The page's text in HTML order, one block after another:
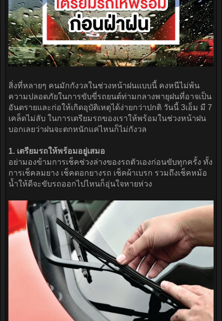
สิ่งที่หลายๆ คนมักกังวลในช่วงหน้าฝนแบบนี้ คงหนีไม่พ้น
ความปลอดภัยในการขับขี่รถยนต์ท่ามกลางพายุฝนที่อาจเป็น
อันตรายและก่อให้เกิดอุบัติเหตุได้ง่ายกว่าปกติ วันนี้ 3เอ็ม มี 7
เคล็ดไม่ลับ ในการเตรียมรถของเราให้พร้อมในช่วงหน้าฝน
บอกเลยว่าฝนจะตกหนักแค่ไหนก็ไม่กังวล
1. เตรียมรถให้พร้อมอยู่เสมอ
อย่ามองข้ามการเช็คช่วงล่างของรถตัวเองก่อนขับทุกครั้ง ทั้ง
การเช็คลมยาง เช็คดอกยางรถ เช็คผ้าเบรก รวมถึงเช็คหม้อ
น้ำให้ดีจะขับรถออกไปไหนก็อุ่นใจหายห่วง